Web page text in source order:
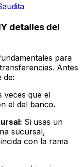
detalles del
para
Antes
de:
veces que el
el del banco.
Si usas un
sucursal,
con la rama